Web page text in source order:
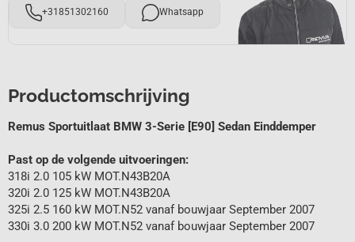
+31851302160 Whatsapp
Productomschrijving
Remus Sportuitlaat BMW 3-Serie [E90] Sedan Einddemper
Past op de volgende uitvoeringen:
318i 2.0 105 kW MOT.N43B20A
320i 2.0 125 kW MOT.N43B20A
325i 2.5 160 kW MOT.N52 vanaf bouwjaar September 2007
330i 3.0 200 kW MOT.N52 vanaf bouwjaar September 2007